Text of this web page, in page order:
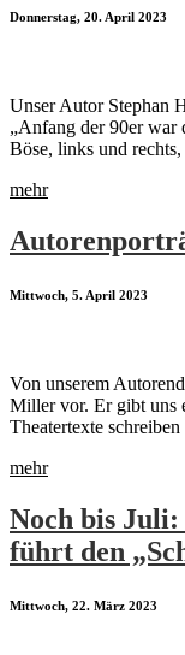
Donnerstag, 20. April 2023
Unser Autor Stephan
„Anfang der 90er war
Böse, links und
mehr
Mittwoch, 5. April 2023
Von unserem
Miller vor. Er gibt uns
Theatertexte
mehr
Noch bis Juli:
führt den
Mittwoch, 22. März 2023